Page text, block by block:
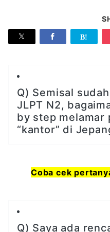
Q) Semisal
JLPT N2,
by step melamar
“kantor” di
Coba cek
Q) Saya ada